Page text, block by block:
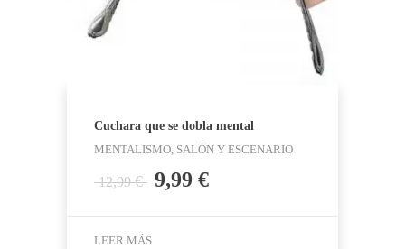
Cuchara que se dobla mental
MENTALISMO, SALÓN Y ESCENARIO
12,99€
El
9,99 €El
LEER MÁS